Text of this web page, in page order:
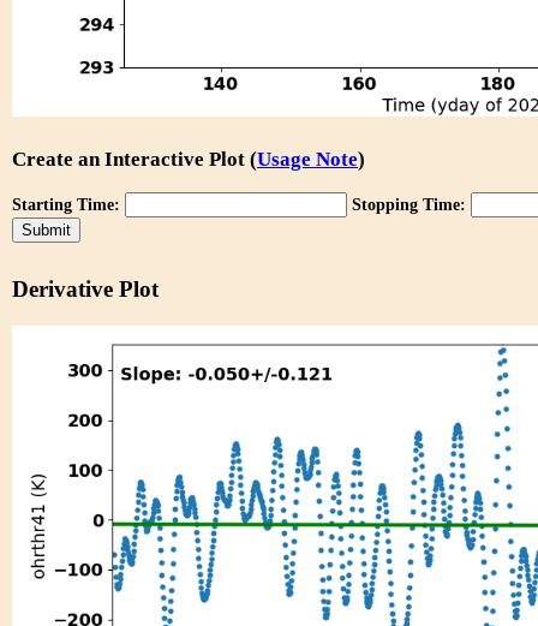
Create an Interactive Plot (Usage Note)
Starting Time: Stopping Time:
Derivative Plot